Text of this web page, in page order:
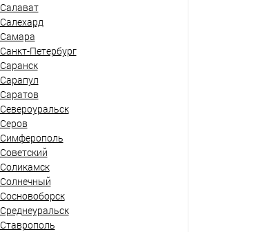
Салават
Салехард
Самара
Санкт-Петербург
Саранск
Сарапул
Саратов
Североуральск
Серов
Симферополь
Советский
Соликамск
Солнечный
Сосновоборск
Среднеуральск
Ставрополь